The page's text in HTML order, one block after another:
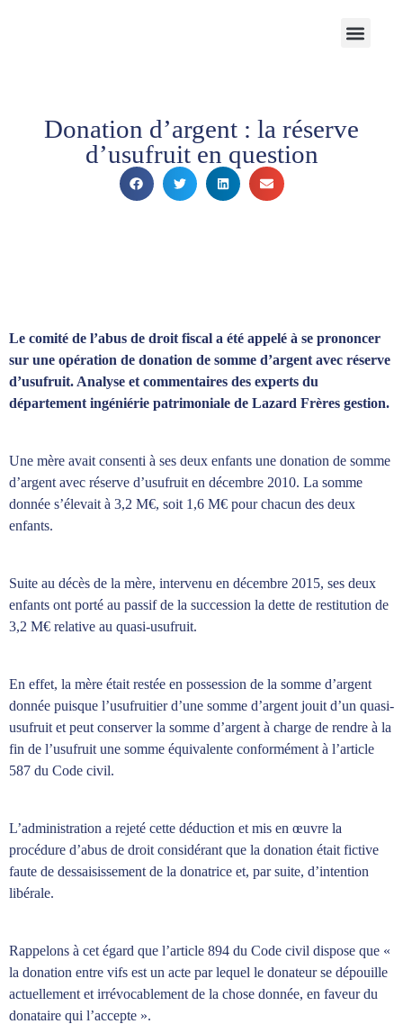
Donation d’argent : la réserve
d’usufruit en question
Le comité de l’abus de droit fiscal a été appelé à se prononcer
sur une opération de donation de somme d’argent avec réserve
d’usufruit. Analyse et commentaires des experts du
département ingéniérie patrimoniale de Lazard Frères gestion.
Une mère avait consenti à ses deux enfants une donation de somme
d’argent avec réserve d’usufruit en décembre 2010. La somme
donnée s’élevait à 3,2 M€, soit 1,6 M€ pour chacun des deux
enfants.
Suite au décès de la mère, intervenu en décembre 2015, ses deux
enfants ont porté au passif de la succession la dette de restitution de
3,2 M€ relative au quasi-usufruit.
En effet, la mère était restée en possession de la somme d’argent
donnée puisque l’usufruitier d’une somme d’argent jouit d’un quasi-
usufruit et peut conserver la somme d’argent à charge de rendre à la
fin de l’usufruit une somme équivalente conformément à l’article
587 du Code civil.
L’administration a rejeté cette déduction et mis en œuvre la
procédure d’abus de droit considérant que la donation était fictive
faute de dessaisissement de la donatrice et, par suite, d’intention
libérale.
Rappelons à cet égard que l’article 894 du Code civil dispose que «
la donation entre vifs est un acte par lequel le donateur se dépouille
actuellement et irrévocablement de la chose donnée, en faveur du
donataire qui l’accepte ».